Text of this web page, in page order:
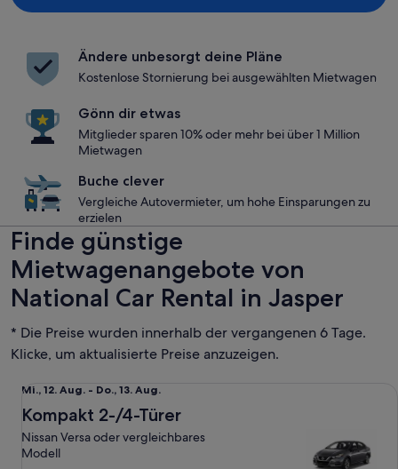
Ändere unbesorgt deine Pläne
Kostenlose Stornierung bei ausgewählten Mietwagen
Gönn dir etwas
Mitglieder sparen 10% oder mehr bei über 1 Million
Mietwagen
Buche clever
Vergleiche Autovermieter, um hohe Einsparungen zu
erzielen
Finde günstige
Mietwagenangebote von
National Car Rental in Jasper
* Die Preise wurden innerhalb der vergangenen 6 Tage.
Klicke, um aktualisierte Preise anzuzeigen.
Mi.,
12.
Aug.
bis
Mi., 12. Aug. - Do., 13. Aug.
Kompakt 2-/4-Türer
Nissan Versa oder vergleichbares
Modell